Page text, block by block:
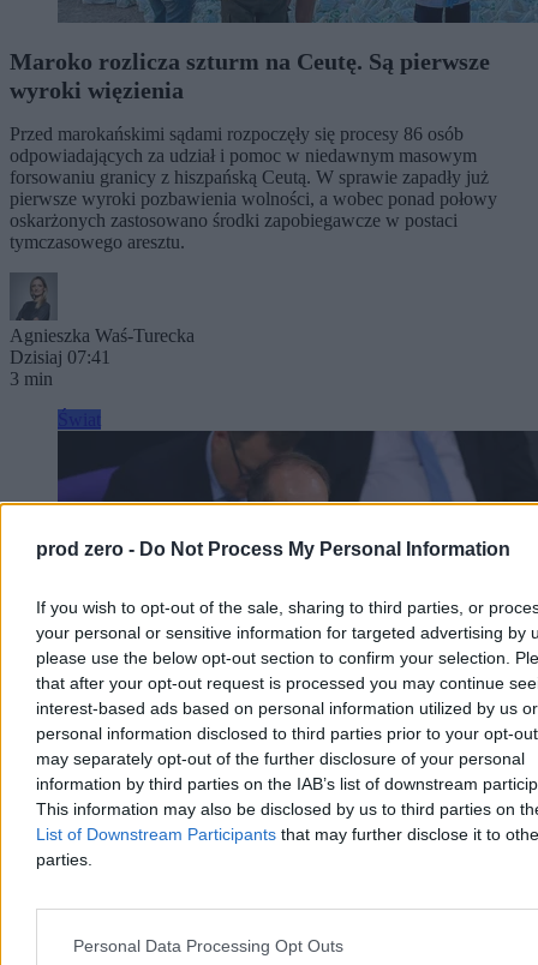
prod zero - Do Not Process My Personal Information
If you wish to opt-out of the sale, sharing to third parties, or
your personal or sensitive information for targeted advertising by
please use the below opt-out section to confirm your selection.
that after your opt-out request is processed you may continue
interest-based ads based on personal information utilized by us or
personal information disclosed to third parties prior to your opt-
may separately opt-out of the further disclosure of your personal
information by third parties on the IAB’s list of downstream
This information may also be disclosed by us to third parties on
List of Downstream Participants that may further disclose it to
parties.
Personal Data Processing Opt Outs
Maroko rozlicza szturm na Ceutę. Są pierwsze
wyroki więzienia
Przed marokańskimi sądami rozpoczęły się procesy 86 osób
odpowiadających za udział i pomoc w niedawnym masowym
forsowaniu granicy z hiszpańską Ceutą. W sprawie zapadły już
pierwsze wyroki pozbawienia wolności, a wobec ponad połowy
oskarżonych zastosowano środki zapobiegawcze w postaci
tymczasowego aresztu.
Agnieszka Waś-Turecka
Dzisiaj 07:41
3 min
O krok od katastrofy na niemieckim lotnisku.
MSW mówi o „nowej jakości zagrożenia”
Szef niemieckiego MSW Alexander Dobrindt ostrzega przed
drona na lotnisku w Lipsku. Eksperci nie wykluczają udziału
zagranicznych służb.